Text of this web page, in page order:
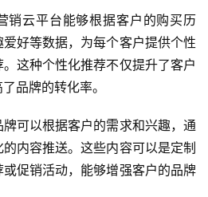
销云平台能够根据客户的购买历
好等数据，为每个客户提供个性
这种个性化推荐不仅提升了客户
品牌的转化率。
牌可以根据客户的需求和兴趣，通
内容推送。这些内容可以是定制
促销活动，能够增强客户的品牌